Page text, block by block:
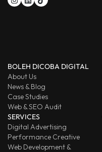
BOLEH DICOBA DIGITAL
About Us
News & Blog
Case Studies
Web & SEO Audit
SERVICES
Digital Advertising
Performance Creative
Web Development &